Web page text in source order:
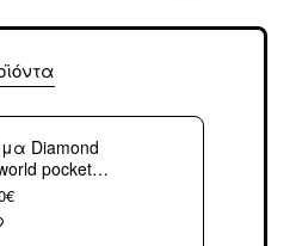
Diamond
pocket
memory
25-27cm